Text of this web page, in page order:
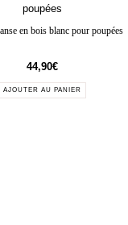
en bois blanc pour poupées
44,90€
AJOUTER AU PANIER